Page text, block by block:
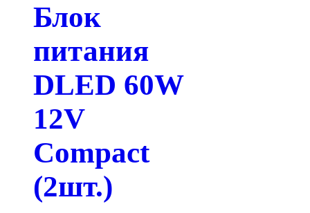
Блок
питания
DLED 60W
12V
Compact
(2шт.)